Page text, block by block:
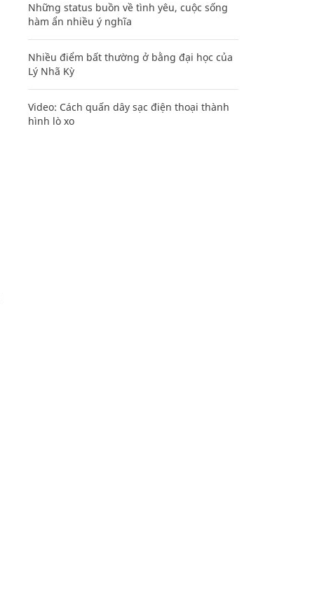
Những status buồn về tình yêu, cuộc sống
hàm ẩn nhiều ý nghĩa
Nhiều điểm bất thường ở bằng đại học của
Lý Nhã Kỳ
Video: Cách quấn dây sạc điện thoại thành
hình lò xo